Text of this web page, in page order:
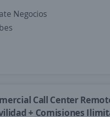
Negocios
Call Center
+ Comisiones